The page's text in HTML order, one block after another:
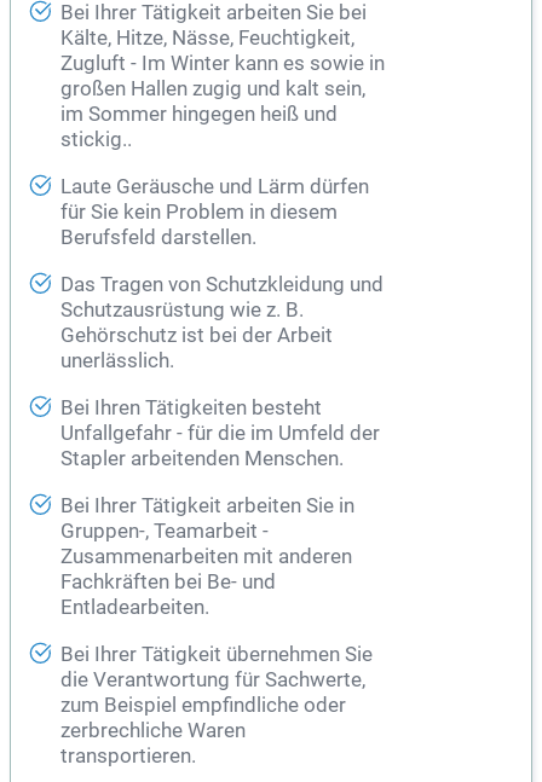
Bei Ihrer Tätigkeit arbeiten Sie bei
Kälte, Hitze, Nässe, Feuchtigkeit,
Zugluft - Im Winter kann es sowie in
großen Hallen zugig und kalt sein,
im Sommer hingegen heiß und
stickig..
Laute Geräusche und Lärm dürfen
für Sie kein Problem in diesem
Berufsfeld darstellen.
Das Tragen von Schutzkleidung und
Schutzausrüstung wie z. B.
Gehörschutz ist bei der Arbeit
unerlässlich.
Bei Ihren Tätigkeiten besteht
Unfallgefahr - für die im Umfeld der
Stapler arbeitenden Menschen.
Bei Ihrer Tätigkeit arbeiten Sie in
Gruppen-, Teamarbeit -
Zusammenarbeiten mit anderen
Fachkräften bei Be- und
Entladearbeiten.
Bei Ihrer Tätigkeit übernehmen Sie
die Verantwortung für Sachwerte,
zum Beispiel empfindliche oder
zerbrechliche Waren
transportieren.